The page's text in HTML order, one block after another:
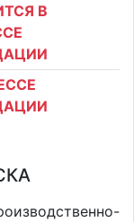
В